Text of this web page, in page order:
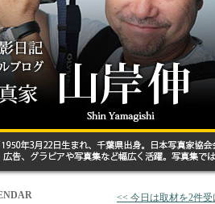
<< 今日は取材を2件受